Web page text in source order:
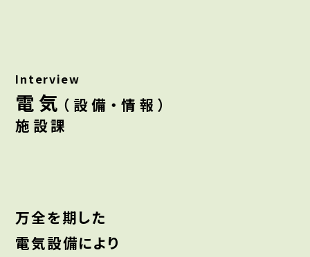
Interview
電気 （設備・情報）
施設課
万全を期した
電気設備により